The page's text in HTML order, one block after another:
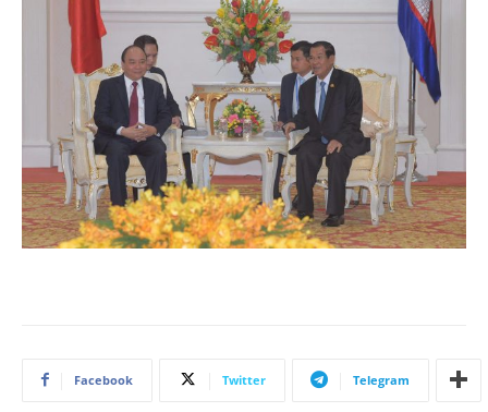
Facebook Twitter Telegram